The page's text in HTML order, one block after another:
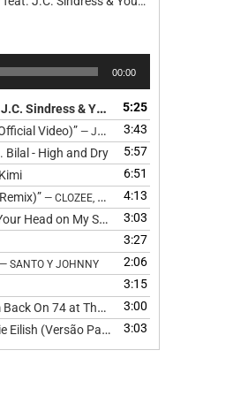
00:00
Sindress & Youn Sun Nah - Road
5:25
Video)” — JAIN 3:43
Bilal - High and Dry 5:57
6:51
— CLOZEE, BARBATUQUES, CLOZEE,
4:13
Head on My Shoulder (Cover) by The
3:03
3:27
— SANTO Y JOHNNY 2:06
3:15
On 74 at The BRIT Awards 2024
3:00
Eilish (Versão Pagode )
3:03